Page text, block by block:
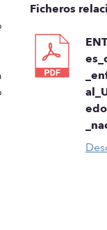
Ficheros